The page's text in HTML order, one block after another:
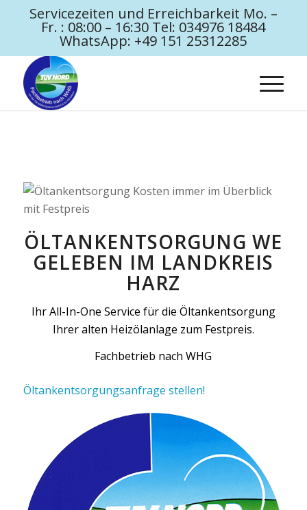
Servicezeiten und Erreichbarkeit Mo. –
Fr. : 08:00 – 16:30 Tel: 034976 18484
WhatsApp: +49 151 25312285
ÖLTANKENTSORGUNG WE
GELEBEN IM LANDKREIS
HARZ
Ihr All-In-One Service für die Öltankentsorgung
Ihrer alten Heizölanlage zum Festpreis.
Fachbetrieb nach WHG
Öltankentsorgungsanfrage stellen!